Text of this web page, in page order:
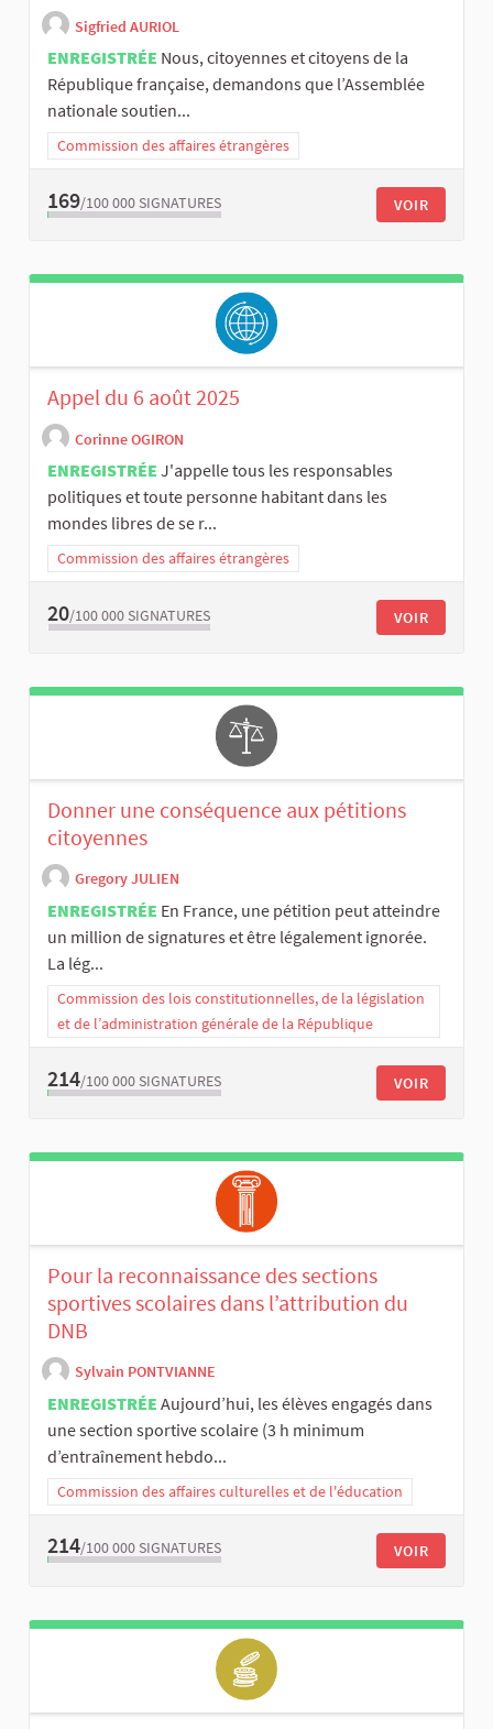
Sigfried AURIOL
ENREGISTRÉE Nous, citoyennes et citoyens de la
République française, demandons que l’Assemblée
nationale soutien...
Commission des affaires étrangères
169/100 000 SIGNATURES VOIR
Appel du 6 août 2025
Corinne OGIRON
ENREGISTRÉE J'appelle tous les responsables
politiques et toute personne habitant dans les
mondes libres de se r...
Commission des affaires étrangères
20/100 000 SIGNATURES VOIR
Donner une conséquence aux pétitions
citoyennes
Gregory JULIEN
ENREGISTRÉE En France, une pétition peut atteindre
un million de signatures et être légalement ignorée.
La lég...
Commission des lois constitutionnelles, de la législation
et de l’administration générale de la République
214/100 000 SIGNATURES VOIR
Pour la reconnaissance des sections
sportives scolaires dans l’attribution du
DNB
Sylvain PONTVIANNE
ENREGISTRÉE Aujourd’hui, les élèves engagés dans
une section sportive scolaire (3 h minimum
d’entraînement hebdo...
Commission des affaires culturelles et de l'éducation
214/100 000 SIGNATURES VOIR